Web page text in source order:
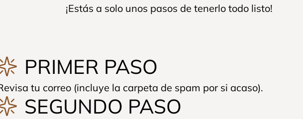
¡Estás a solo unos pasos de tenerlo todo listo!
PRIMER PASO
tu correo (incluye la carpeta de spam por si acaso).
SEGUNDO PASO